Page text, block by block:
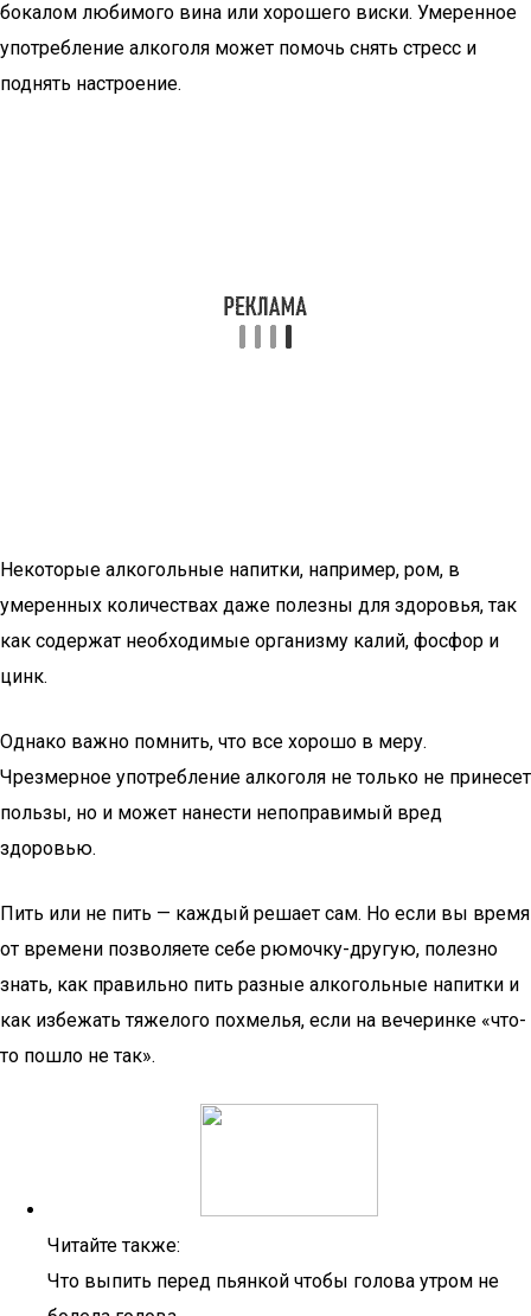
бокалом любимого вина или хорошего виски. Умеренное
употребление алкоголя может помочь снять стресс и
поднять настроение.
Некоторые алкогольные напитки, например, ром, в
умеренных количествах даже полезны для здоровья, так
как содержат необходимые организму калий, фосфор и
цинк.
Однако важно помнить, что все хорошо в меру.
Чрезмерное употребление алкоголя не только не принесет
пользы, но и может нанести непоправимый вред
здоровью.
Пить или не пить — каждый решает сам. Но если вы время
от времени позволяете себе рюмочку-другую, полезно
знать, как правильно пить разные алкогольные напитки и
как избежать тяжелого похмелья, если на вечеринке «что-
то пошло не так».
Читайте также:
Что выпить перед пьянкой чтобы голова утром не